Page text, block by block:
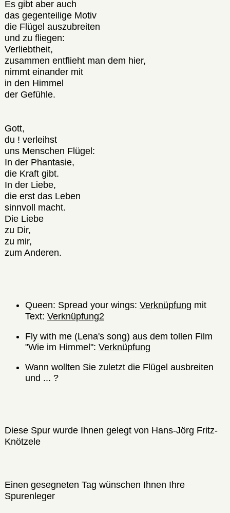
Es gibt aber auch
das gegenteilige Motiv
die Flügel auszubreiten
und zu fliegen:
Verliebtheit,
zusammen entflieht man dem hier,
nimmt einander mit
in den Himmel
der Gefühle.
Gott,
du ! verleihst
uns Menschen Flügel:
In der Phantasie,
die Kraft gibt.
In der Liebe,
die erst das Leben
sinnvoll macht.
Die Liebe
zu Dir,
zu mir,
zum Anderen.
Queen: Spread your wings: Verknüpfung mit
Text: Verknüpfung2
Fly with me (Lena's song) aus dem tollen Film
"Wie im Himmel": Verknüpfung
Wann wollten Sie zuletzt die Flügel ausbreiten
und ... ?
Diese Spur wurde Ihnen gelegt von Hans-Jörg Fritz-
Knötzele
Einen gesegneten Tag wünschen Ihnen Ihre
Spurenleger